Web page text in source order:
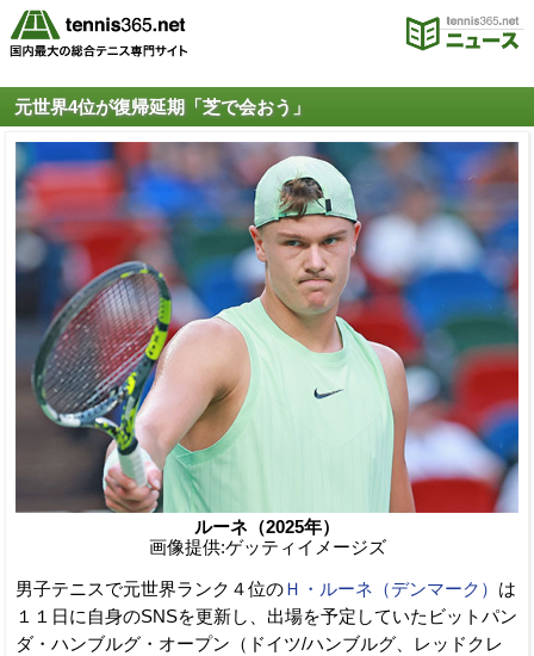
元世界4位が復帰延期「芝で会おう」
ルーネ（2025年）
画像提供:ゲッティイメージズ
男子テニスで元世界ランク４位のＨ・ルーネ（デンマーク） は
１１日に自身のSNSを更新し、出場を予定していたビットパン
ダ・ハンブルグ・オープン（ドイツ/ハンブルグ、レッドクレ